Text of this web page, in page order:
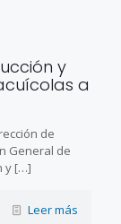
y
a
de
General de
y […]
Leer más